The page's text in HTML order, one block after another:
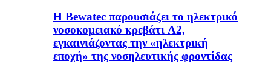
Η Bewatec παρουσιάζει το ηλεκτρικό
νοσοκομειακό κρεβάτι A2,
εγκαινιάζοντας την «ηλεκτρική
εποχή» της νοσηλευτικής φροντίδας